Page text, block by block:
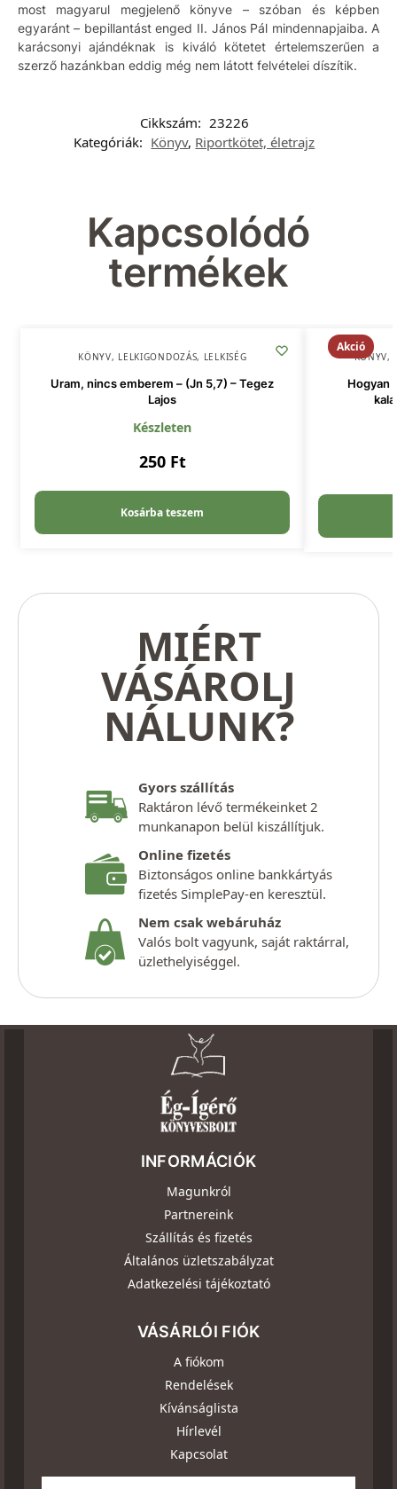
most magyarul megjelenő könyve – szóban és képben
egyaránt – bepillantást enged II. János Pál mindennapjaiba. A
karácsonyi ajándéknak is kiváló kötetet értelemszerűen a
szerző hazánkban eddig még nem látott felvételei díszítik.
Cikkszám: 23226
Kategóriák: Könyv, Riportkötet, életrajz
Kapcsolódó
termékek
KÖNYV, LELKIGONDOZÁS, LELKISÉG
Uram, nincs emberem – (Jn 5,7) – Tegez
Lajos
Készleten
250 Ft
Kosárba teszem
Akció
KÖNYV,
Hogyan
MIÉRT
VÁSÁROLJ
NÁLUNK?
Gyors szállítás
Raktáron lévő termékeinket 2
munkanapon belül kiszállítjuk.
Online fizetés
Biztonságos online bankkártyás
fizetés SimplePay-en keresztül.
Nem csak webáruház
Valós bolt vagyunk, saját raktárral,
üzlethelyiséggel.
INFORMÁCIÓK
Magunkról
Partnereink
Szállítás és fizetés
Általános üzletszabályzat
Adatkezelési tájékoztató
VÁSÁRLÓI FIÓK
A fiókom
Rendelések
Kívánságlista
Hírlevél
Kapcsolat